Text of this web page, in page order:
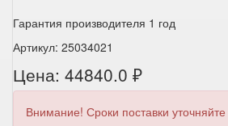
Гарантия производителя 1 год
Артикул: 25034021
Цена: 44840.0 ₽
Внимание! Сроки поставки